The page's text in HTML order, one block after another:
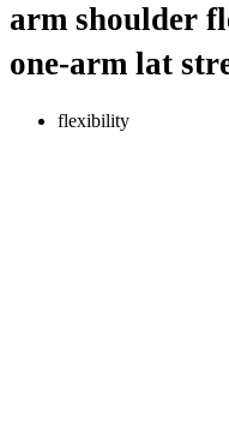
arm shoulder
one-arm lat
flexibility